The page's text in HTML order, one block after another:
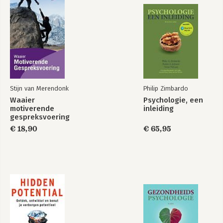
Stijn van Merendonk
Waaier
motiverende
gespreksvoering
€ 18,90
Philip Zimbardo
Psychologie, een
inleiding
€ 65,95